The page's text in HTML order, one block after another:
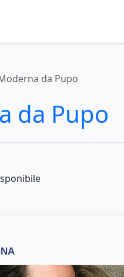
da Pupo
da Pupo